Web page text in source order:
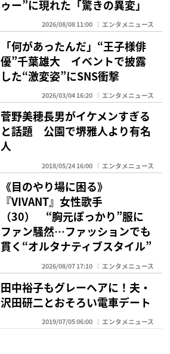
ゥー”に現れた「驚きの異変」
2026/08/08 11:00 エンタメニュース
「何があったんだ」“王子様俳
優”千葉雄大 イベントで披露
した“激変姿”にSNS衝撃
2026/03/04 16:20 エンタメニュース
菅野美穂長男がイケメンすぎる
と話題 公園で堺雅人より有名
人
2018/05/24 16:00 エンタメニュース
《目のやり場に困る》
『VIVANT』女性歌手
（30） “胸元ぽっかり”服に
ファン騒然…ファッションでも
貫く“オルタナティブスタイル”
2026/08/07 17:10 エンタメニュース
田中裕子もグレーヘアに！夫・
沢田研二とおそろい電車デート
2019/07/05 06:00 エンタメニュース